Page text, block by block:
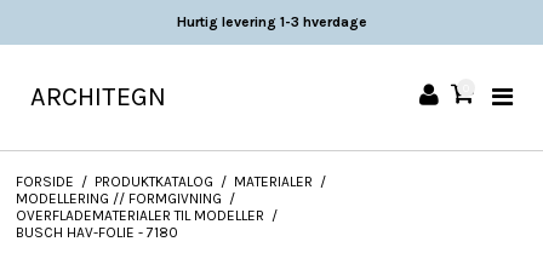
Hurtig levering 1-3 hverdage
ARCHITEGN
FORSIDE / PRODUKTKATALOG / MATERIALER /
MODELLERING // FORMGIVNING /
OVERFLADEMATERIALER TIL MODELLER /
BUSCH HAV-FOLIE - 7180